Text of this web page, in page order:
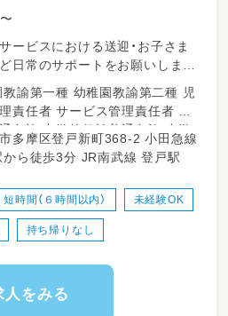
ービスにおける送迎・お子さま
日常のサポートをお願いしま
迎
や屋外へのお出かけ、外遊びの安
り
レクリエーションの準備・サポー
け、手洗い、食事などの身辺自
への積極的なお声がけ、小さな成
くさん褒める関わり
ス管理責任者 高
通免許 小学
精神保
士 普通自動車運転免許
摩区登戸新町368-2 小田急線
登戸駅 登戸駅から徒歩3分 JR南武線 登戸駅
短時間（６時間以内） 未経験OK
持ち帰りなし
人をみる